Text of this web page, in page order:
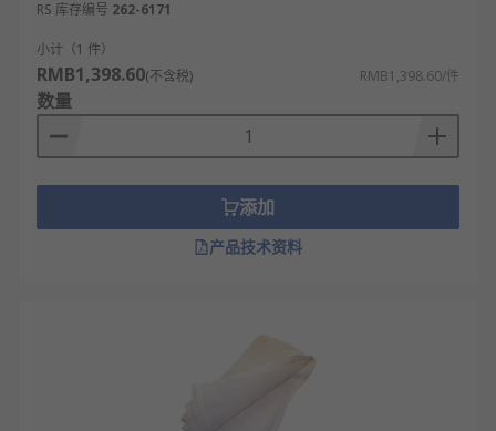
RS 库存编号 262-6171
小计（1 件）
RMB1,398.60(不含税) RMB1,398.60/件
数量
添加
产品技术资料